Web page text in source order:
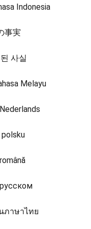
Indonesia
事実
사실
Melayu
ภาษาไทย